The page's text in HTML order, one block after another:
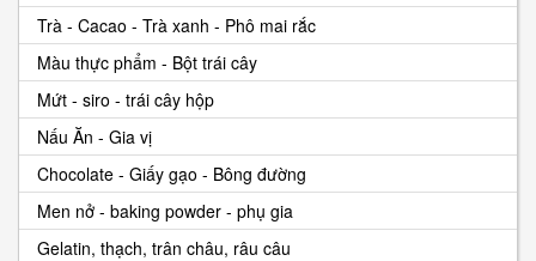
Trà - Cacao - Trà xanh - Phô mai rắc
Màu thực phẩm - Bột trái cây
Mứt - siro - trái cây hộp
Nấu Ăn - Gia vị
Chocolate - Giấy gạo - Bông đường
Men nở - baking powder - phụ gia
Gelatin, thạch, trân châu, râu câu